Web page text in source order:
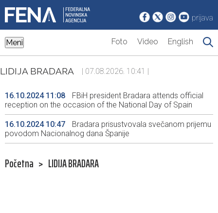
prijava
Meni Foto Video English
LIDIJA BRADARA | 07.08.2026. 10:41 |
16.10.2024 11:08
FBiH president Bradara attends official
reception on the occasion of the National Day of Spain
16.10.2024 10:47
Bradara prisustvovala svečanom prijemu
povodom Nacionalnog dana Španije
Početna > LIDIJA BRADARA